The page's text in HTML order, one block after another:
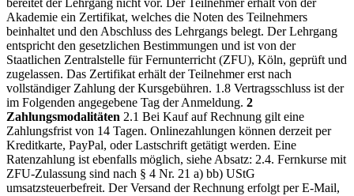
bereitet der Lehrgang nicht vor. Der Teilnehmer erhält von der
Akademie ein Zertifikat, welches die Noten des Teilnehmers
beinhaltet und den Abschluss des Lehrgangs belegt. Der Lehrgang
entspricht den gesetzlichen Bestimmungen und ist von der
Staatlichen Zentralstelle für Fernunterricht (ZFU), Köln, geprüft und
zugelassen. Das Zertifikat erhält der Teilnehmer erst nach
vollständiger Zahlung der Kursgebühren. 1.8 Vertragsschluss ist der
im Folgenden angegebene Tag der Anmeldung. 2
Zahlungsmodalitäten 2.1 Bei Kauf auf Rechnung gilt eine
Zahlungsfrist von 14 Tagen. Onlinezahlungen können derzeit per
Kreditkarte, PayPal, oder Lastschrift getätigt werden. Eine
Ratenzahlung ist ebenfalls möglich, siehe Absatz: 2.4. Fernkurse mit
ZFU-Zulassung sind nach § 4 Nr. 21 a) bb) UStG
umsatzsteuerbefreit. Der Versand der Rechnung erfolgt per E-Mail,